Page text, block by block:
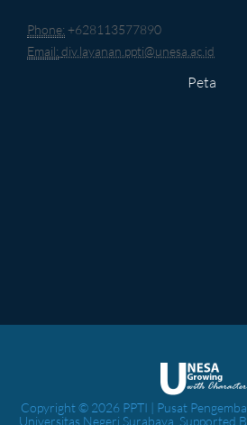
Phone: +628113577890
Email: div.layanan.ppti@unesa.ac.id
Peta
Copyright © 2026 PPTI | Pusat
Universitas Negeri Surabaya. Supported